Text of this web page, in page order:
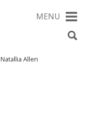
MENU
Natallia Allen